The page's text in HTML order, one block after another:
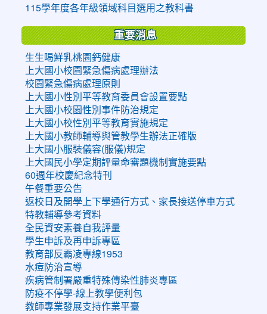
115學年度各年級領域科目選用之教科書
重要消息
生生喝鮮乳桃園鈣健康
上大國小校園緊急傷病處理辦法
校園緊急傷病處理原則
上大國小性別平等教育委員會設置要點
上大國小校園性別事件防治規定
上大國小校性別平等教育實施規定
上大國小教師輔導與管教學生辦法正確版
上大國小服裝儀容(服儀)規定
上大國民小學定期評量命審題機制實施要點
60週年校慶紀念特刊
午餐重要公告
返校日及開學上下學通行方式、家長接送停車方式
特教輔導參考資料
全民資安素養自我評量
學生申訴及再申訴專區
教育部反霸凌專線1953
水痘防治宣導
疾病管制署嚴重特殊傳染性肺炎專區
防疫不停學-線上教學便利包
教師專業發展支持作業平臺